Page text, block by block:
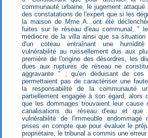
communauté urbaine, le jugement attaqué
des constatations de l'expert que si les
la maison de Mme A...ont été
fuites sur le réseau d'eau communal, "
médiocre de la villa ainsi que sa
d'un coteau entraînant une
vulnérabilité au ruissellement dus aux
première de l'origine des désordres, les
dues aux ruptures de réseau ne
aggravante " ; qu'en déduisant de ces
permettaient pas de caractériser une
la responsabilité de la communauté
partiellement engagée à son égard, alors
que les dommages trouvaient leur cause
canalisations du réseau d'eau et
vulnérabilité de l'immeuble endommagé
prises en compte que pour évaluer le
propriétaire, le tribunal a commis une